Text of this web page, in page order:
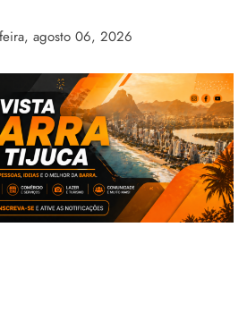
agosto 06, 2026